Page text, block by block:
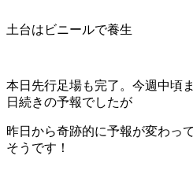
土台はビニールで養生
本日先行足場も完了。今週中頃
日続きの予報でしたが
昨日から奇跡的に予報が変わっ
そうです！